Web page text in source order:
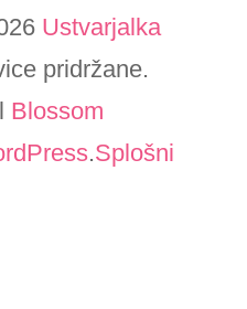
Ustvarjalka
pridržane.
Blossom
.Splošni